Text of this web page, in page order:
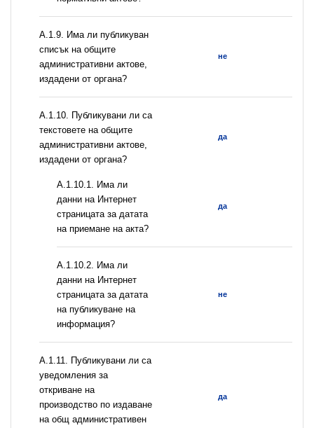
А.1.9. Има ли публикуван
списък на общите
административни актове,
издадени от органа?
не
А.1.10. Публикувани ли са
текстовете на общите
административни актове,
издадени от органа?
да
A.1.10.1. Има ли
данни на Интернет
страницата за датата
на приемане на акта?
да
A.1.10.2. Има ли
данни на Интернет
страницата за датата
на публикуване на
информация?
не
А.1.11. Публикувани ли са
уведомления за
откриване на
производство по издаване
на общ административен
да